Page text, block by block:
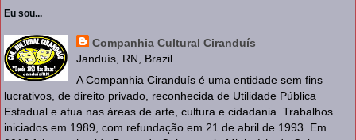
Eu sou...
Companhia Cultural Ciranduís
Janduís, RN, Brazil
A Companhia Ciranduís é uma entidade sem fins
lucrativos, de direito privado, reconhecida de Utilidade Pública
Estadual e atua nas àreas de arte, cultura e cidadania. Trabalhos
iniciados em 1989, com refundação em 21 de abril de 1993. Em